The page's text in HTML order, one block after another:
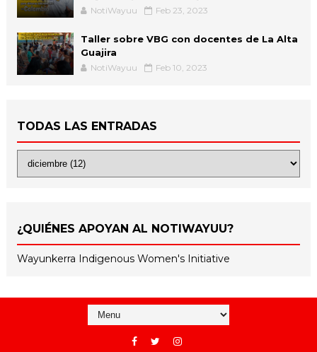
NotiWayuu Feb 23, 2023
Taller sobre VBG con docentes de La Alta
Guajira
NotiWayuu Feb 10, 2023
TODAS LAS ENTRADAS
¿QUIÉNES APOYAN AL NOTIWAYUU?
Wayunkerra Indigenous Women's Initiative